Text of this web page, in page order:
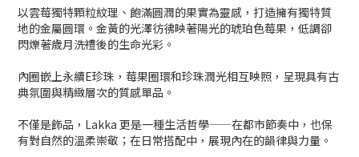
以雲莓獨特顆粒紋理、飽滿圓潤的果實為靈感，打造擁有獨特質
地的金屬圓環。金黃的光澤彷彿映著陽光的琥珀色莓果，低調卻
閃爍著歲月洗禮後的生命光彩。
內圈嵌上永續E珍珠，莓果圈環和珍珠潤光相互映照，呈現具有古
典氛圍與精緻層次的質感單品。
不僅是飾品，Lakka 更是一種生活哲學——在都市節奏中，也保
有對自然的溫柔崇敬；在日常搭配中，展現內在的韻律與力量。